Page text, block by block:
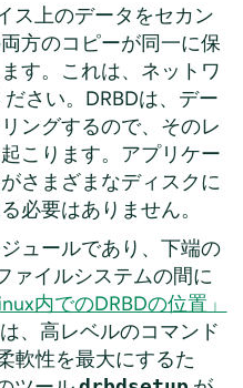
ス上のデータをセカン
方のコピーが同一に保
す。これは、ネットワ
さい。DRBDは、デー
ングするので、そのレ
こります。アプリケー
さまざまなディスクに
必要はありません。
ュールであり、下端の
ァイルシステムの間に
内でのDRBDの位置」
、高レベルのコマンド
軟性を最大にするた